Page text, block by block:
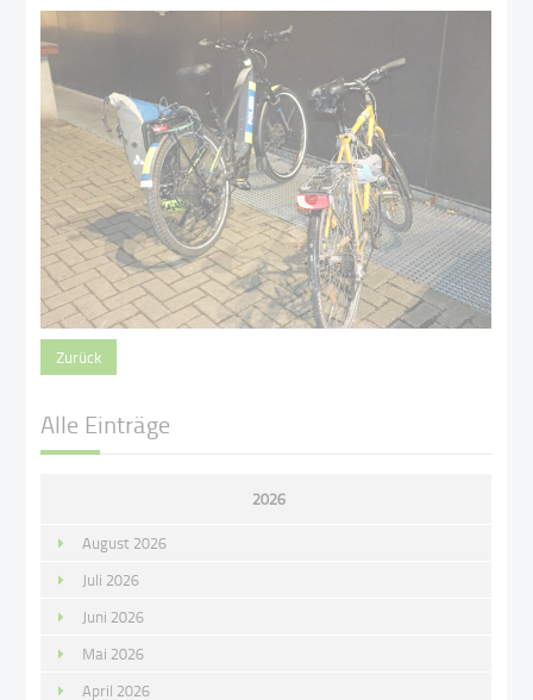
Zurück
Alle Einträge
2026
August 2026
Juli 2026
Juni 2026
Mai 2026
April 2026